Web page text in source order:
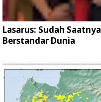
Lasarus: Sudah
Berstandar Dunia